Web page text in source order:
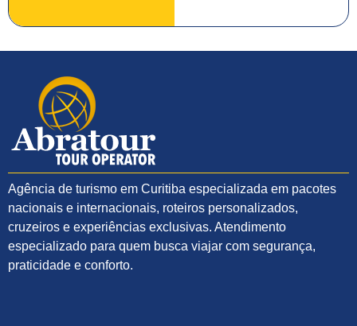
Agência de turismo em Curitiba especializada em pacotes
nacionais e internacionais, roteiros personalizados,
cruzeiros e experiências exclusivas. Atendimento
especializado para quem busca viajar com segurança,
praticidade e conforto.